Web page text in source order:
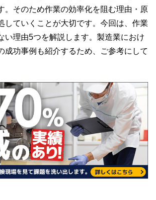
。そのため作業の効率化を阻む理由・原
していくことが大切です。今回は、作業
い理由5つを解説します。製造業におけ
成功事例も紹介するため、ご参考にして